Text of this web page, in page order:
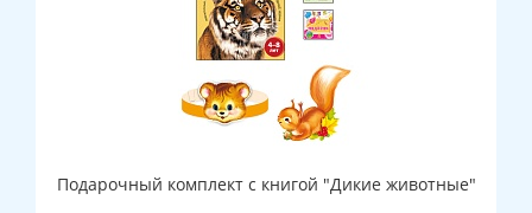
Подарочный комплект с книгой "Дикие животные"